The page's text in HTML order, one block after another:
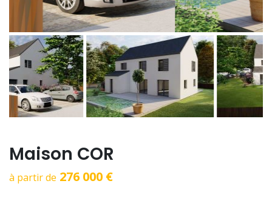
Maison COR
à partir de 276 000 €